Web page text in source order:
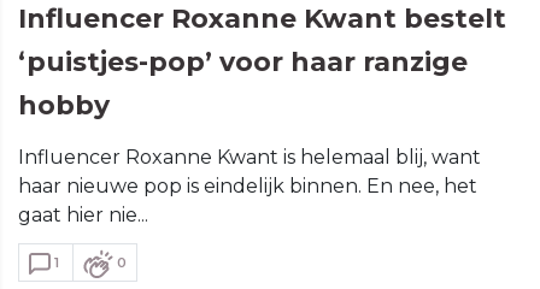
Influencer Roxanne Kwant bestelt
‘puistjes-pop’ voor haar ranzige
hobby
Influencer Roxanne Kwant is helemaal blij, want
haar nieuwe pop is eindelijk binnen. En nee, het
gaat hier nie...
1 0